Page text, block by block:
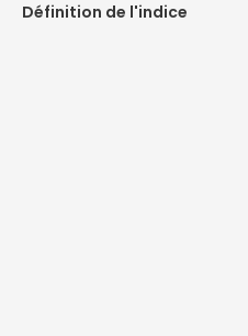
Définition de l'indice